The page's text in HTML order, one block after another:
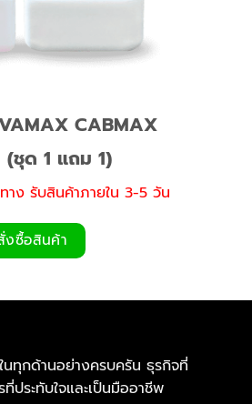
CABMAX
(ชุด 1 แถม 1)
าง รับสินค้าภายใน 3-5 วัน
งซื้อสินค้า
นทุกด้านอย่างครบครัน ธุรกิจที่
ระทับใจและเป็นมืออาชีพ